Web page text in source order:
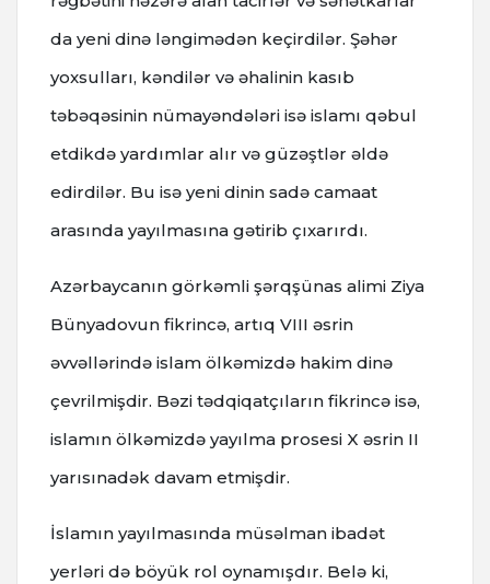
da yeni dinə ləngimədən keçirdilər. Şəhər
yoxsulları, kəndilər və əhalinin kasıb
təbəqəsinin nümayəndələri isə islamı qəbul
etdikdə yardımlar alır və güzəştlər əldə
edirdilər. Bu isə yeni dinin sadə camaat
arasında yayılmasına gətirib çıxarırdı.
Azərbaycanın görkəmli şərqşünas alimi Ziya
Bünyadovun fikrincə, artıq VIII əsrin
əvvəllərində islam ölkəmizdə hakim dinə
çevrilmişdir. Bəzi tədqiqatçıların fikrincə isə,
islamın ölkəmizdə yayılma prosesi X əsrin II
yarısınadək davam etmişdir.
İslamın yayılmasında müsəlman ibadət
yerləri də böyük rol oynamışdır. Belə ki,